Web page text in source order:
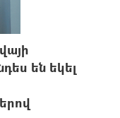
են եկել